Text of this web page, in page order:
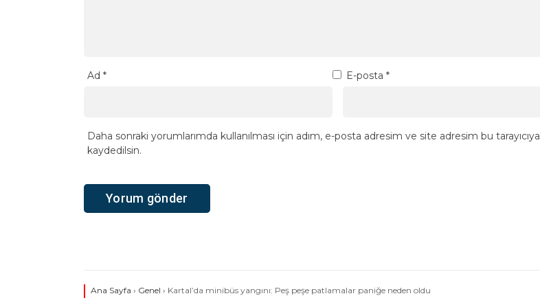
Ad * E-posta *
Daha sonraki yorumlarımda kullanılması için adım, e-posta adresim ve site adresim bu tarayıcıya
kaydedilsin.
Ana Sayfa › Genel › Kartal’da minibüs yangını: Peş peşe patlamalar paniğe neden oldu